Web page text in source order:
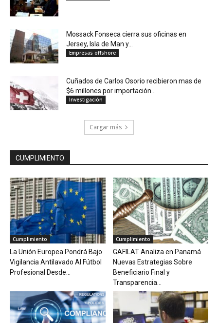
Mossack Fonseca cierra sus oficinas en
Jersey, Isla de Man y...
Empresas offshore
Cuñados de Carlos Osorio recibieron mas de
$6 millones por importación...
Investigación
Cargar más
CUMPLIMIENTO
Cumplimiento
La Unión Europea Pondrá Bajo
Vigilancia Antilavado Al Fútbol
Profesional Desde...
Cumplimiento
GAFILAT Analiza en Panamá
Nuevas Estrategias Sobre
Beneficiario Final y
Transparencia...